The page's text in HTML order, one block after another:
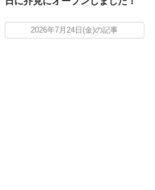
2026年7月24日(金)の記事